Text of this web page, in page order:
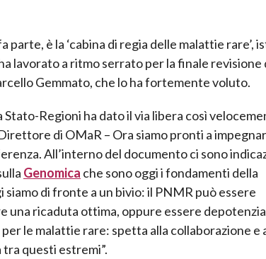
è la ‘cabina di regia delle malattie rare’,
lavorato a ritmo serrato per la finale revisione
Gemmato, che lo ha fortemente voluto.
Regioni ha dato il via libera così
di OMaR – Ora siamo pronti a
All’interno del documento ci sono
Genomica che sono oggi i fondamenti della
di fronte a un bivio: il PNMR può essere
una ricaduta ottima, oppure essere
le malattie rare: spetta alla collaborazione e
questi estremi”.